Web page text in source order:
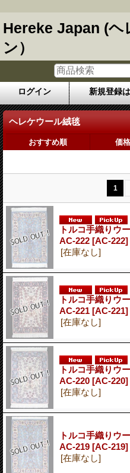
Hereke Japan (ヘ
ン）
ログイン 新規登録
ヘレケウール絨毯
おすすめ順 価
1
トルコ手織りウ
AC-222 [AC-222]
[在庫なし]
トルコ手織りウ
AC-221 [AC-221]
[在庫なし]
トルコ手織りウ
AC-220 [AC-220]
[在庫なし]
トルコ手織りウ
AC-219 [AC-219]
[在庫なし]